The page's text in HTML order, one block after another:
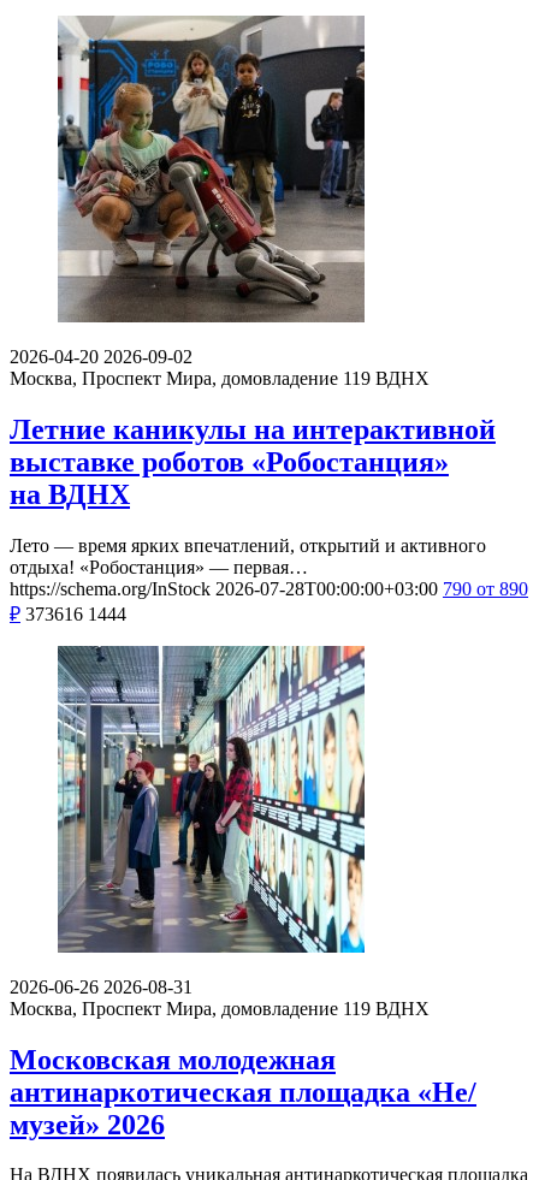
2026-04-20 2026-09-02
Москва, Проспект Мира, домовладение 119 ВДНХ
Летние каникулы на интерактивной
выставке роботов «Робостанция»
на ВДНХ
Лето — время ярких впечатлений, открытий и активного
отдыха! «Робостанция» — первая…
https://schema.org/InStock 2026-07-28T00:00:00+03:00 790 от 890
₽ 373616 1444
2026-06-26 2026-08-31
Москва, Проспект Мира, домовладение 119 ВДНХ
Московская молодежная
антинаркотическая площадка «Не/
музей» 2026
На ВДНХ появилась уникальная антинаркотическая площадка